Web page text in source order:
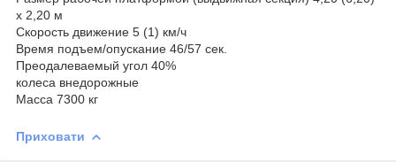
х 2,20 м
Скорость движение 5 (1) км/ч
Время подъем/опускание 46/57 сек.
Преодалеваемый угол 40%
колеса внедорожные
Масса 7300 кг
Приховати